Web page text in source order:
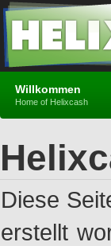
Willkommen
Home of Helixcash
Diese
erstellt